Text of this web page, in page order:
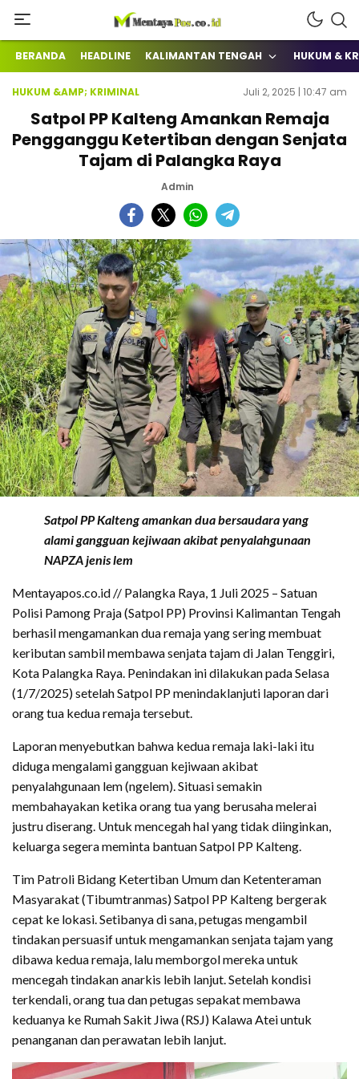
mentayapos.co.id
Terkini Mengabarkan
BERANDA HEADLINE KALIMANTAN TENGAH HUKUM &
HUKUM &AMP; KRIMINAL Juli 2, 2025 | 10:47 am
Satpol PP Kalteng Amankan Remaja
Pengganggu Ketertiban dengan Senjata
Tajam di Palangka Raya
Admin
Satpol PP Kalteng amankan dua bersaudara yang
alami gangguan kejiwaan akibat penyalahgunaan
NAPZA jenis lem
Mentayapos.co.id // Palangka Raya, 1 Juli 2025 – Satuan
Polisi Pamong Praja (Satpol PP) Provinsi Kalimantan Tengah
berhasil mengamankan dua remaja yang sering membuat
keributan sambil membawa senjata tajam di Jalan Tenggiri,
Kota Palangka Raya. Penindakan ini dilakukan pada Selasa
(1/7/2025) setelah Satpol PP menindaklanjuti laporan dari
orang tua kedua remaja tersebut.
Laporan menyebutkan bahwa kedua remaja laki-laki itu
diduga mengalami gangguan kejiwaan akibat
penyalahgunaan lem (ngelem). Situasi semakin
membahayakan ketika orang tua yang berusaha melerai
justru diserang. Untuk mencegah hal yang tidak diinginkan,
keluarga segera meminta bantuan Satpol PP Kalteng.
Tim Patroli Bidang Ketertiban Umum dan Ketenteraman
Masyarakat (Tibumtranmas) Satpol PP Kalteng bergerak
cepat ke lokasi. Setibanya di sana, petugas mengambil
tindakan persuasif untuk mengamankan senjata tajam yang
dibawa kedua remaja, lalu memborgol mereka untuk
mencegah tindakan anarkis lebih lanjut. Setelah kondisi
terkendali, orang tua dan petugas sepakat membawa
keduanya ke Rumah Sakit Jiwa (RSJ) Kalawa Atei untuk
penanganan dan perawatan lebih lanjut.